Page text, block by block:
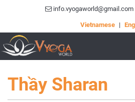
info.vyogaworld@gmail.com
Vietnamese |
Thầy Sharan